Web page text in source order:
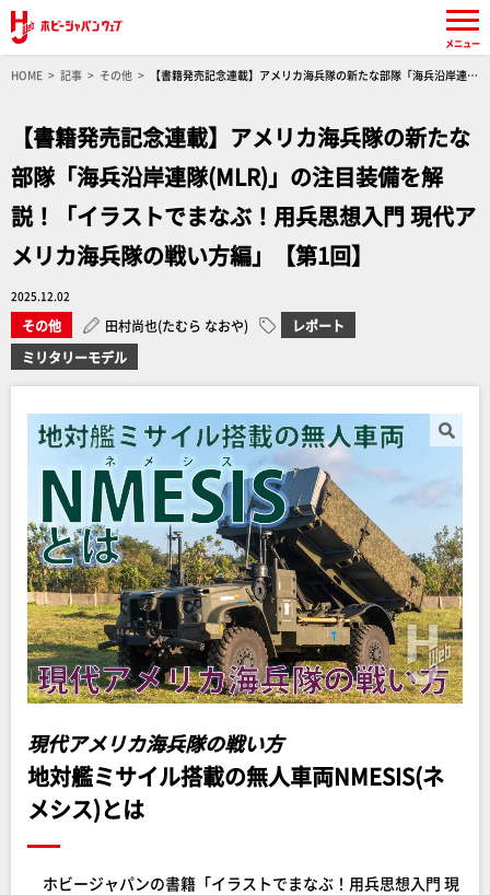
HOME 記事 その他
【書籍発売記念連載】アメリカ海兵隊の新たな部隊「海兵沿岸連隊
【書籍発売記念連載】アメリカ海兵隊の新たな
部隊「海兵沿岸連隊(MLR)」の注目装備を解
説！「イラストでまなぶ！用兵思想入門 現代ア
メリカ海兵隊の戦い方編」【第1回】
2025.12.02
その他 田村尚也(たむら なおや)
レポート
ミリタリーモデル
現代アメリカ海兵隊の戦い方
地対艦ミサイル搭載の無人車両NMESIS(ネ
メシス)とは
ホビージャパンの書籍「イラストでまなぶ！用兵思想入門 現
メニュー